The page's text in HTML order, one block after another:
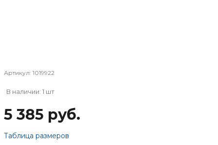
Артикул: 1019922
В наличии: 1 шт
5 385 руб.
Таблица размеров